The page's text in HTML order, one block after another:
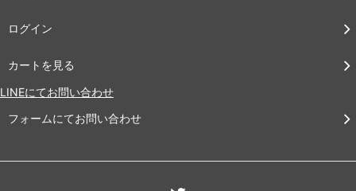
ログイン
カートを見る
LINEにてお問い合わせ
フォームにてお問い合わせ